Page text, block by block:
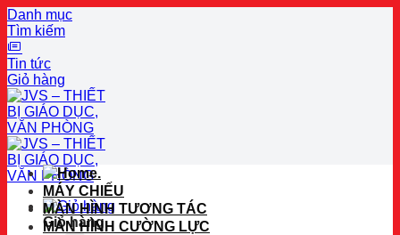
Danh mục
Tìm kiếm
Tin tức
Giỏ hàng
Bỏ
qua
nội
dung
Giỏ hàng
.
MÁY CHIẾU
MÀN HÌNH TƯƠNG TÁC
MÀN HÌNH CƯỜNG LỰC